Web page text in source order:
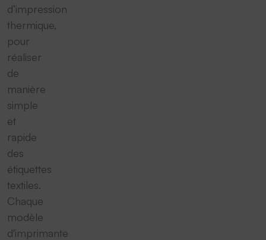
d’impression
thermique,
pour
réaliser
de
manière
simple
et
rapide
des
étiquettes
textiles.
Chaque
modèle
d'imprimante